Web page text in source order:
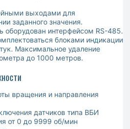
выходами для
заданного значения.
оборудован интерфейсом RS-485.
блоками индикации
Максимальное удаление
до 1000 метров.
вращения и направления
датчиков типа ВБИ
от 0 до 9999 об/мин